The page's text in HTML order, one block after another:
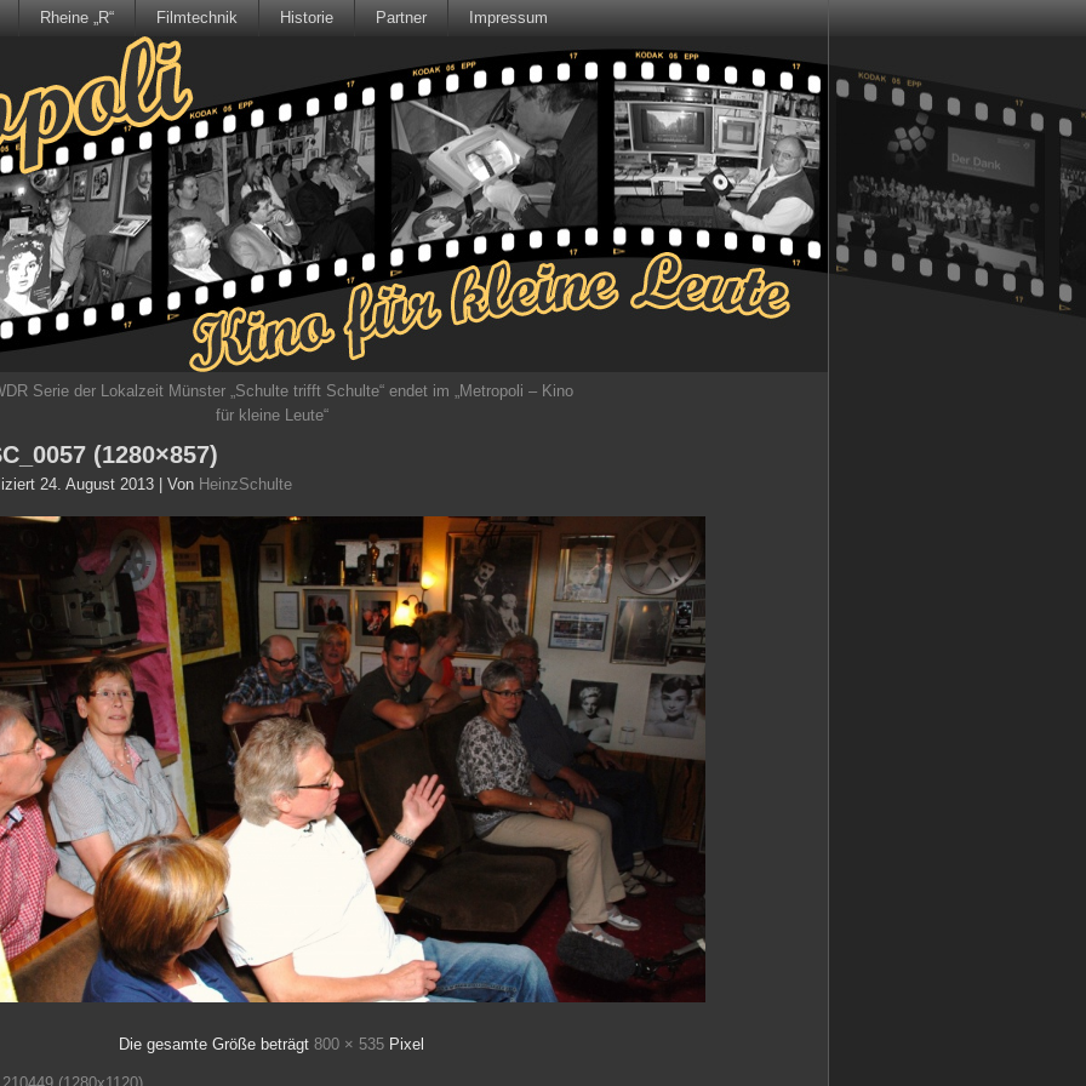
Rheine „R“ Filmtechnik Historie Partner Impressum
Serie der Lokalzeit Münster „Schulte trifft Schulte“ endet im „Metropoli – Kino
für kleine Leute“
(1280×857)
24. August 2013 Von HeinzSchulte
Die gesamte Größe beträgt 800 × 535 Pixel